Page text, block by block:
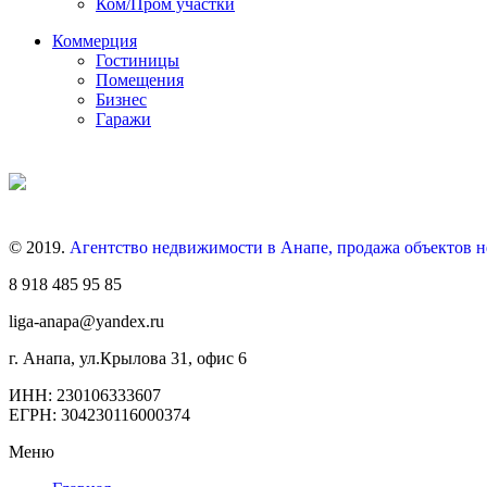
Ком/Пром участки
Коммерция
Гостиницы
Помещения
Бизнес
Гаражи
© 2019. Агентство недвижимости в Анапе, продажа объектов
8 918 485 95 85
liga-anapa@yandex.ru
г. Анапа, ул.Крылова 31, офис 6
ИНН: 230106333607
ЕГРН: 304230116000374
Меню